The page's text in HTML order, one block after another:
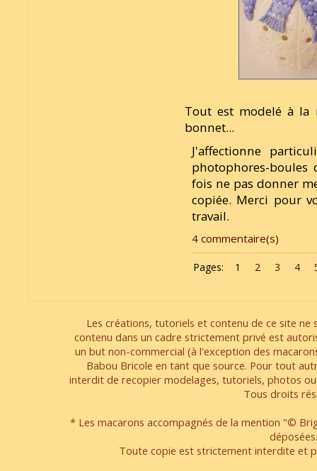
Tout est modelé à la
bonnet...
J'affectionne
photophores-boules
fois ne pas donner
copiée. Merci pour
travail.
4 commentaire(s)
Pages: 1 2 3 4
Les créations, tutoriels et contenu de ce site
contenu dans un cadre strictement privé est
un but non-commercial (à l'exception des
Babou Bricole en tant que source. Pour tout
interdit de recopier modelages, tutoriels, photos
Tous droits
* Les macarons accompagnés de la mention "©
déposées.
Toute copie est strictement interdite et